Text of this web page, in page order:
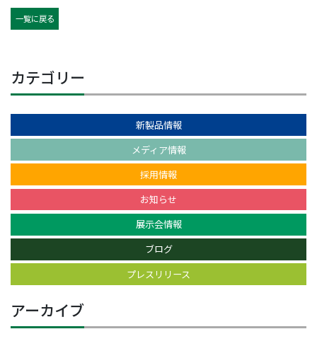
一覧に戻る
カテゴリー
新製品情報
メディア情報
採用情報
お知らせ
展示会情報
ブログ
プレスリリース
アーカイブ